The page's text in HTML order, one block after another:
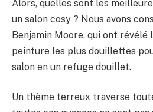
Alors, quelles sont les
un salon cosy ? Nous avons
Benjamin Moore, qui ont révélé
peinture les plus douillettes
salon en un refuge douillet.
Un thème terreux traverse